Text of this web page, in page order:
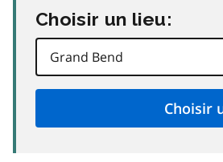
Choisir un lieu: